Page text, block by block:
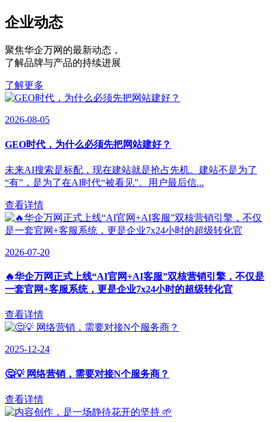
企业动态
聚焦华企万网的最新动态 ，
了解品牌与产品的持续进展
了解更多
2026-08-05
GEO时代，为什么必须先把网站建好？
未来AI搜索是标配，现在建站就是抢占先机。建站不是为了
“有”，是为了在AI时代“被看见”。用户最后信...
查看详情
2026-07-20
🔥华企万网正式上线“AI官网+AI客服”双核营销引擎，不仅是
一套官网+客服系统，更是企业7x24小时的超级转化官
查看详情
2025-12-24
🤔💡 网络营销，需要对接N个服务商？
查看详情